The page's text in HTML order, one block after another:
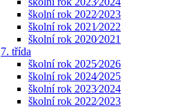
školní rok 2022⁄2023
školní rok 2021⁄2022
školní rok 2020⁄2021
7. třída
školní rok 2025⁄2026
školní rok 2024⁄2025
školní rok 2023⁄2024
školní rok 2022⁄2023